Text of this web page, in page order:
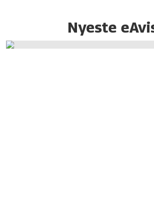
Nyeste